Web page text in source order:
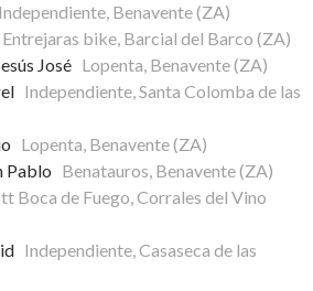
Independiente, Benavente (ZA)
Entrejaras bike, Barcial del Barco (ZA)
José Lopenta, Benavente (ZA)
Independiente, Santa Colomba de las
Lopenta, Benavente (ZA)
Pablo Benatauros, Benavente (ZA)
Boca de Fuego, Corrales del Vino
Independiente, Casaseca de las